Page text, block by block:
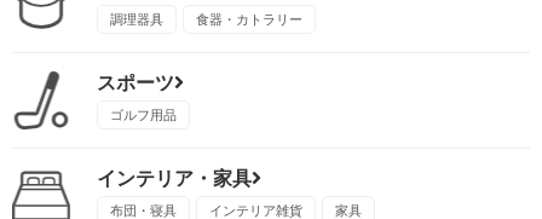
調理器具 食器・カトラリー
スポーツ
ゴルフ用品
インテリア・家具
布団・寝具 インテリア雑貨 家具